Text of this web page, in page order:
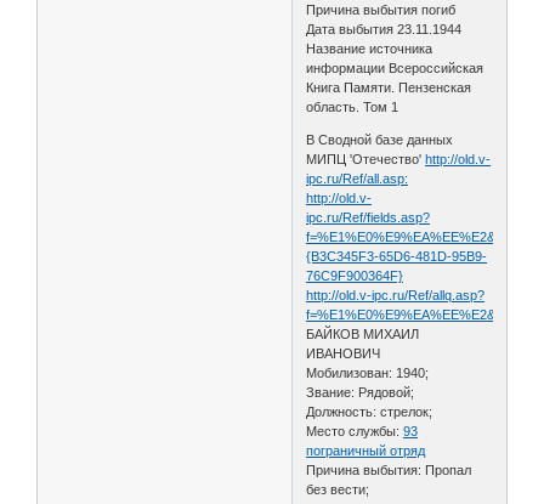
Причина выбытия погиб
Дата выбытия 23.11.1944
Название источника
информации Всероссийская
Книга Памяти. Пензенская
область. Том 1
В Сводной базе данных
МИПЦ 'Отечество'http://old.v-
ipc.ru/Ref/all.asp:
http://old.v-
ipc.ru/Ref/fields.asp?
{B3C345F3-65D6-481D-95B9-
76C9F900364F}
http://old.v-ipc.ru/Ref/allq.asp?
БАЙКОВ МИХАИЛ
ИВАНОВИЧ
Мобилизован: 1940;
Звание: Рядовой;
Должность: стрелок;
Место службы:93
пограничный отряд
Причина выбытия: Пропал
без вести;